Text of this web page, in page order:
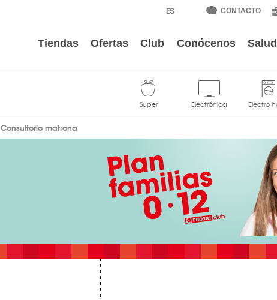
CONTACTO
Tiendas Ofertas Club Conócenos
Consultorio matrona